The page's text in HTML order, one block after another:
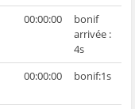
00:00:00
bonif
arrivée :
4s
00:00:00 bonif:1s